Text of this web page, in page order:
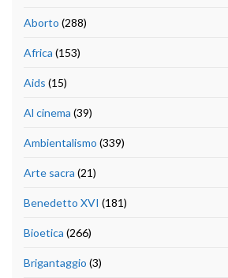
Aborto (288)
Africa (153)
Aids (15)
Al cinema (39)
Ambientalismo (339)
Arte sacra (21)
Benedetto XVI (181)
Bioetica (266)
Brigantaggio (3)